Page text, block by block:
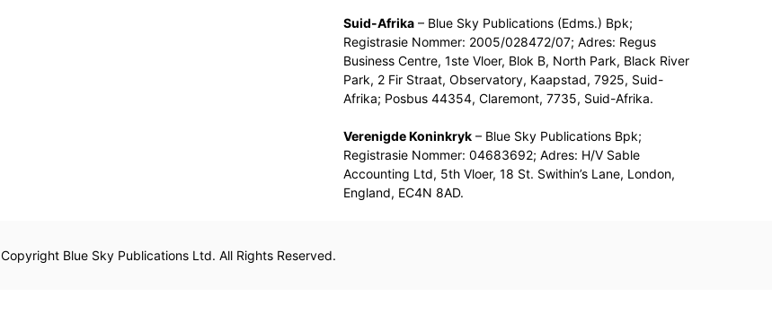
Suid-Afrika– Blue Sky Publications (Edms.) Bpk;
Registrasie Nommer: 2005/028472/07; Adres: Regus
Business Centre, 1ste Vloer, Blok B, North Park, Black River
Park, 2 Fir Straat, Observatory, Kaapstad, 7925, Suid-
Afrika; Posbus 44354, Claremont, 7735, Suid-Afrika.
Verenigde Koninkryk– Blue Sky Publications Bpk;
Registrasie Nommer: 04683692; Adres: H/V Sable
Accounting Ltd, 5th Vloer, 18 St. Swithin’s Lane, London,
England, EC4N 8AD.
Copyright Blue Sky Publications Ltd. All Rights Reserved.